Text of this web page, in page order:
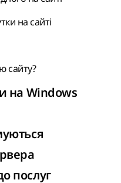
на сайті
сайту?
на Windows
послуг